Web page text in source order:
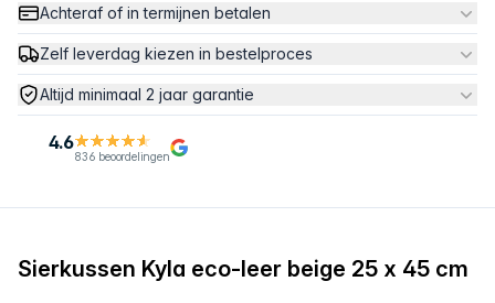
Achteraf of in termijnen betalen
Zelf leverdag kiezen in bestelproces
Altijd minimaal 2 jaar garantie
4.6
836 beoordelingen
Sierkussen Kyla eco-leer beige 25 x 45 cm